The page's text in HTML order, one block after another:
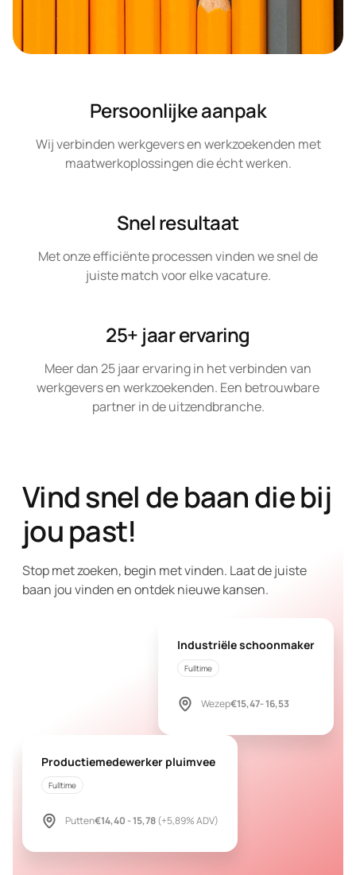
Persoonlijke aanpak
Wij verbinden werkgevers en werkzoekenden met
maatwerkoplossingen die écht werken.
Snel resultaat
Met onze efficiënte processen vinden we snel de
juiste match voor elke vacature.
25+ jaar ervaring
Meer dan 25 jaar ervaring in het verbinden van
werkgevers en werkzoekenden. Een betrouwbare
partner in de uitzendbranche.
Vind snel de baan die bij
jou past!
Stop met zoeken, begin met vinden. Laat de juiste
baan jou vinden en ontdek nieuwe kansen.
Industriële schoonmaker
Fulltime
Wezep€15,47- 16,53
Productiemedewerker pluimvee
Fulltime
Putten€14,40 - 15,78(+5,89% ADV)